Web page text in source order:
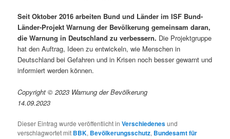
Seit Oktober 2016 arbeiten Bund und Länder im ISF Bund-
Länder-Projekt Warnung der Bevölkerung gemeinsam daran,
die Warnung in Deutschland zu verbessern. Die Projektgruppe
hat den Auftrag, Ideen zu entwickeln, wie Menschen in
Deutschland bei Gefahren und in Krisen noch besser gewarnt und
informiert werden können.
Copyright © 2023 Warnung der Bevölkerung
14.09.2023
Dieser Eintrag wurde veröffentlicht inVerschiedenesund
verschlagwortet mit BBK, Bevölkerungsschutz, Bundesamt für